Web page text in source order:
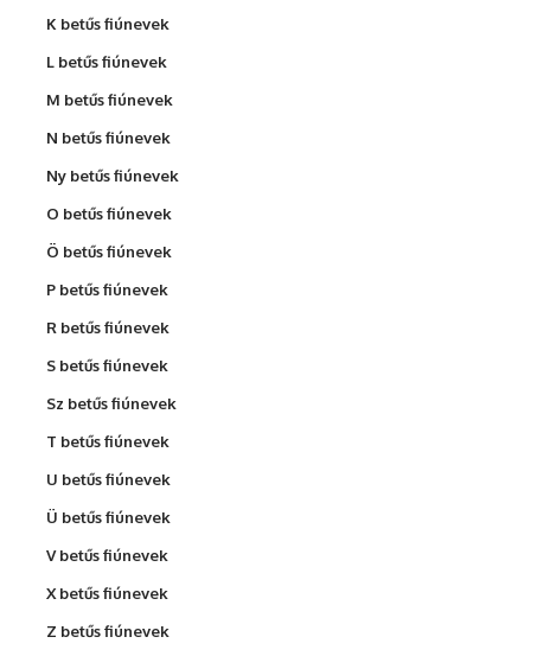
K betűs fiúnevek
L betűs fiúnevek
M betűs fiúnevek
N betűs fiúnevek
Ny betűs fiúnevek
O betűs fiúnevek
Ö betűs fiúnevek
P betűs fiúnevek
R betűs fiúnevek
S betűs fiúnevek
Sz betűs fiúnevek
T betűs fiúnevek
U betűs fiúnevek
Ü betűs fiúnevek
V betűs fiúnevek
X betűs fiúnevek
Z betűs fiúnevek